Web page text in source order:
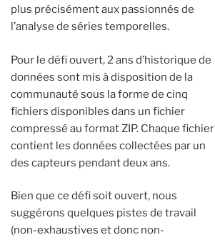
plus précisément aux passionnés de
l’analyse de séries temporelles.
Pour le défi ouvert, 2 ans d’historique de
données sont mis à disposition de la
communauté sous la forme de cinq
fichiers disponibles dans un fichier
compressé au format ZIP. Chaque fichier
contient les données collectées par un
des capteurs pendant deux ans.
Bien que ce défi soit ouvert, nous
suggérons quelques pistes de travail
(non-exhaustives et donc non-